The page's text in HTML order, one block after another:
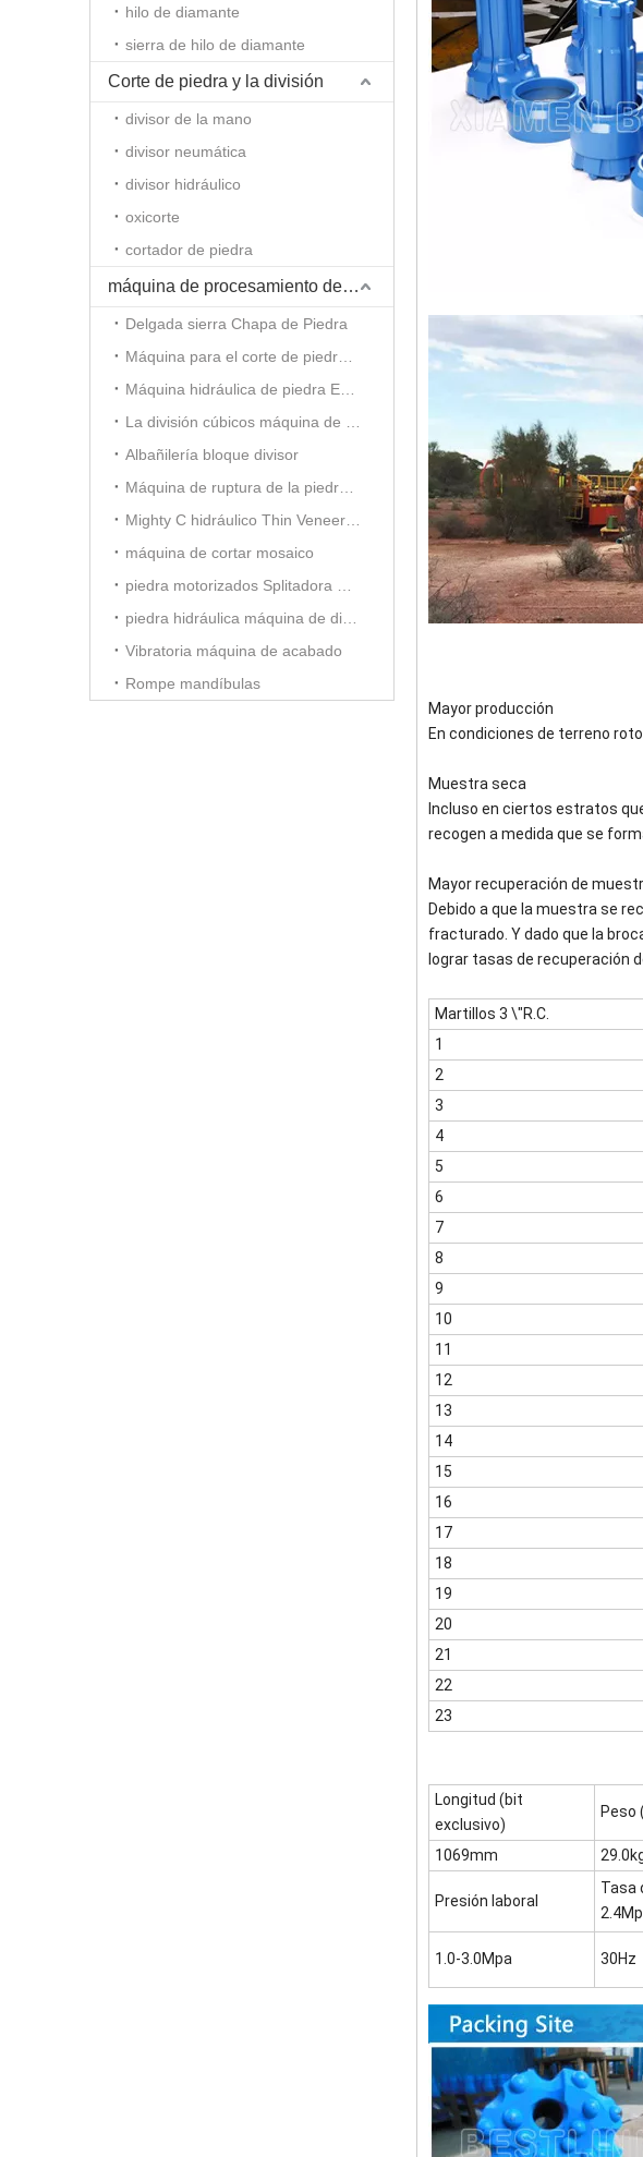
hilo de diamante
sierra de hilo de diamante
Corte de piedra y la división
divisor de la mano
divisor neumática
divisor hidráulico
oxicorte
cortador de piedra
máquina de procesamiento de piedra
Delgada sierra Chapa de Piedra
Albañilería bloque divisor
máquina de cortar mosaico
Vibratoria máquina de acabado
Rompe mandíbulas
Mayor producción
En condiciones de terreno
Muestra seca
Incluso en ciertos estratos
recogen a medida que se
Mayor recuperación de
Debido a que la muestra se
fracturado. Y dado que la
lograr tasas de recuperación
Martillos 3 \"R.C.
1
2
3
4
5
6
7
8
9
10
11
12
13
14
15
16
17
18
19
20
21
22
23
Longitud (bit
exclusivo)
Peso
1069mm
Presión laboral
Tasa
1.0-3.0Mpa 30Hz